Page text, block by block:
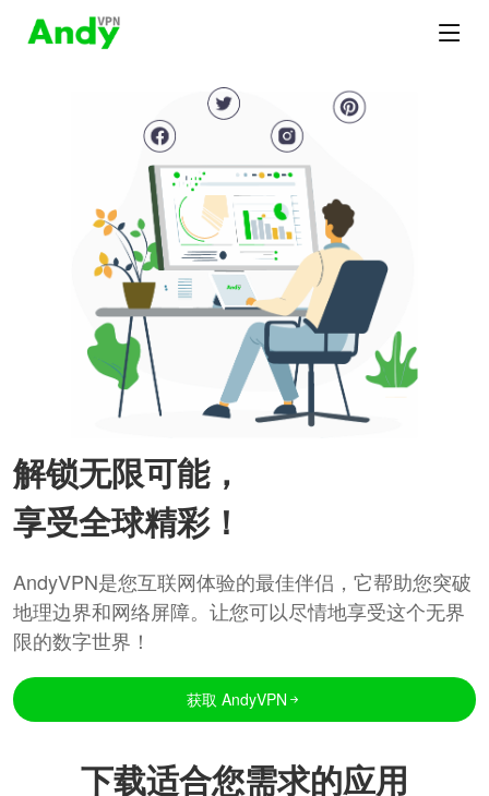
解锁无限可能，
享受全球精彩！
AndyVPN是您互联网体验的最佳伴侣，它帮助您突破
地理边界和网络屏障。让您可以尽情地享受这个无界
限的数字世界！
获取 AndyVPN
下载适合您需求的应用